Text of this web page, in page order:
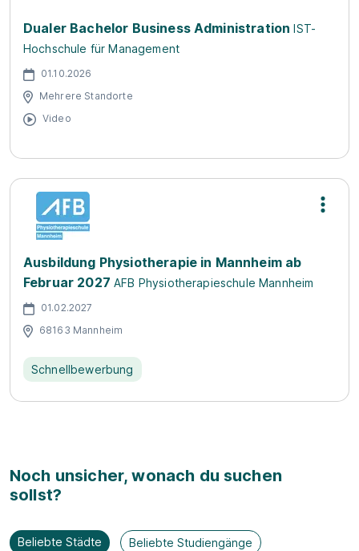
Dualer Bachelor Business Administration IST-
Hochschule für Management
01.10.2026
Mehrere Standorte
Video
Ausbildung Physiotherapie in Mannheim ab
Februar 2027 AFB Physiotherapieschule Mannheim
01.02.2027
68163 Mannheim
Schnellbewerbung
Noch unsicher, wonach du suchen
sollst?
Beliebte Städte Beliebte Studiengänge